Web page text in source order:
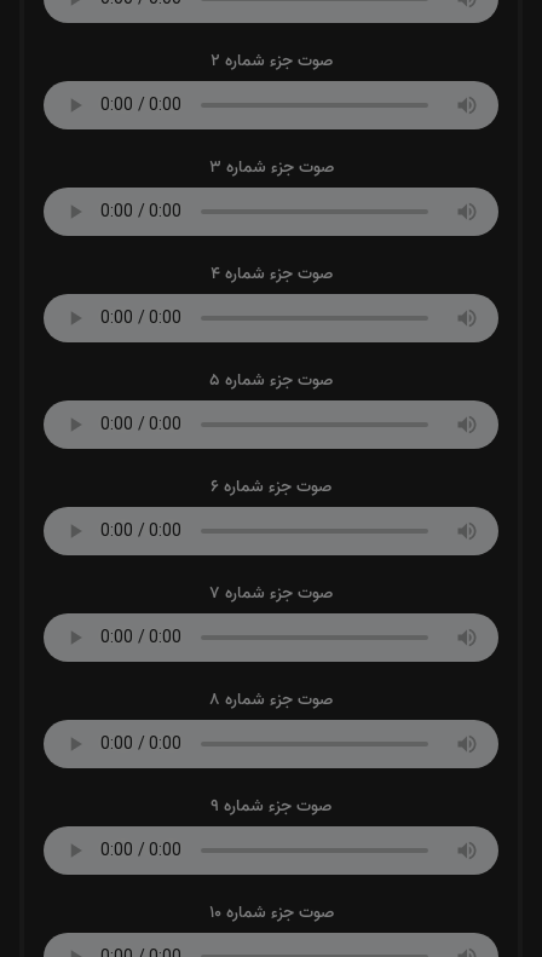
صوت جزء شماره 2
صوت جزء شماره 3
صوت جزء شماره 4
صوت جزء شماره 5
صوت جزء شماره 6
صوت جزء شماره 7
صوت جزء شماره 8
صوت جزء شماره 9
صوت جزء شماره 10